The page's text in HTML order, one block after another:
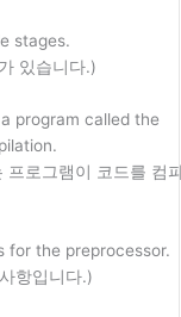
stages.
있습니다.)
program called the
프로그램이 코드를 컴
for the preprocessor.
항입니다.)